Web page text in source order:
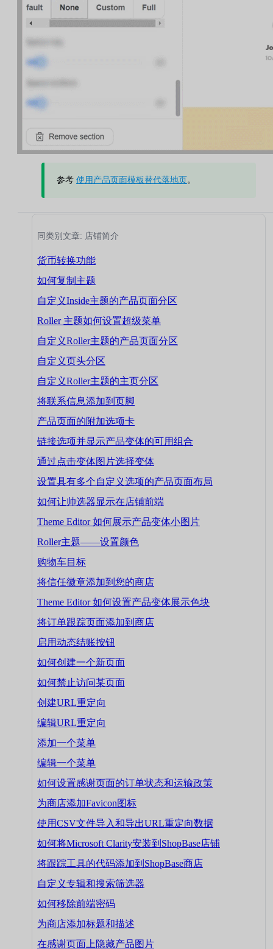
参考 使用产品页面模板替代落地页。
同类别文章: 店铺简介
货币转换功能
如何复制主题
自定义Inside主题的产品页面分区
Roller 主题如何设置超级菜单
自定义Roller主题的产品页面分区
自定义页头分区
自定义Roller主题的主页分区
将联系信息添加到页脚
产品页面的附加选项卡
链接选项并显示产品变体的可用组合
通过点击变体图片选择变体
设置具有多个自定义选项的产品页面布局
如何让帅选器显示在店铺前端
Theme Editor 如何展示产品变体小图片
Roller主题——设置颜色
购物车目标
将信任徽章添加到您的商店
Theme Editor 如何设置产品变体展示色块
将订单跟踪页面添加到商店
启用动态结账按钮
如何创建一个新页面
如何禁止访问某页面
创建URL重定向
编辑URL重定向
添加一个菜单
编辑一个菜单
如何设置感谢页面的订单状态和运输政策
为商店添加Favicon图标
使用CSV文件导入和导出URL重定向数据
如何将Microsoft Clarity安装到ShopBase店铺
将跟踪工具的代码添加到ShopBase商店
自定义专辑和搜索筛选器
如何移除前端密码
为商店添加标题和描述
在感谢页面上隐藏产品图片